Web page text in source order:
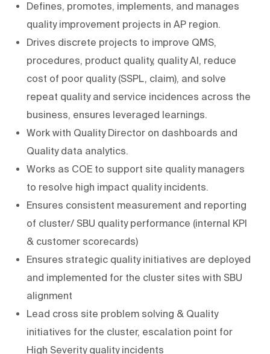
Defines, promotes, implements, and manages
quality improvement projects in AP region.
Drives discrete projects to improve QMS,
procedures, product quality, quality AI, reduce
cost of poor quality (SSPL, claim), and solve
repeat quality and service incidences across the
business, ensures leveraged learnings.
Work with Quality Director on dashboards and
Quality data analytics​.
Works as COE to support site quality managers
to resolve high impact quality incidents.
Ensures consistent measurement and reporting
of cluster/ SBU quality performance (internal KPI
& customer scorecards)
Ensures strategic quality initiatives are deployed
and implemented for the cluster sites with SBU
alignment
Lead cross site problem solving & Quality
initiatives for the cluster, escalation point for
High Severity quality incidents